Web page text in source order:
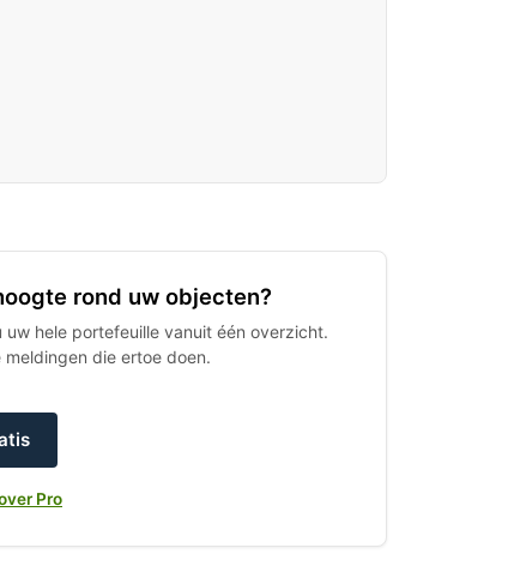
rond uw objecten?
hele portefeuille vanuit één overzicht.
die ertoe doen.
Pro